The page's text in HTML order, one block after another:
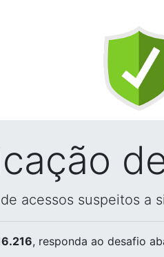
acessos suspeitos a
, responda ao desafio